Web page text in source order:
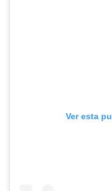
Ver esta